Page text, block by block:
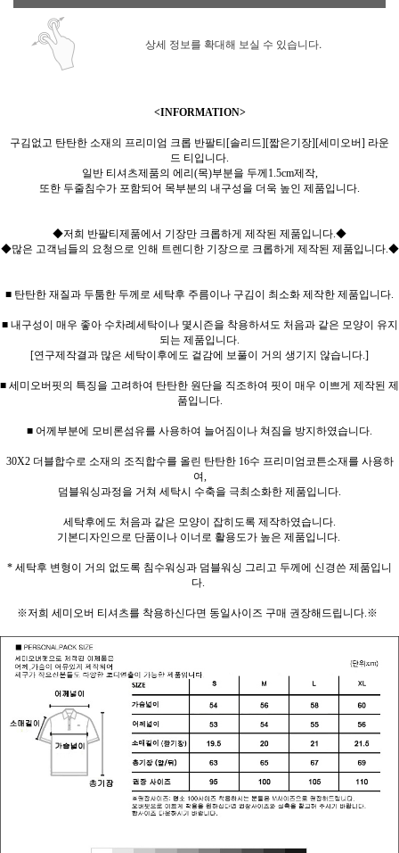
상세 정보를 확대해 보실 수 있습니다.
<INFORMATION>
구김없고 탄탄한 소재의 프리미엄 크롭 반팔티[솔리드][짧은기장][세미오버] 라운
드 티입니다.
일반 티셔츠제품의 에리(목)부분을 두께1.5cm제작,
또한 두줄침수가 포함되어 목부분의 내구성을 더욱 높인 제품입니다.
◆저희 반팔티제품에서 기장만 크롭하게 제작된 제품입니다.◆
◆많은 고객님들의 요청으로 인해 트렌디한 기장으로 크롭하게 제작된 제품입니다.◆
■ 탄탄한 재질과 두툼한 두께로 세탁후 주름이나 구김이 최소화 제작한 제품입니다.
■ 내구성이 매우 좋아 수차례세탁이나 몇시즌을 착용하셔도 처음과 같은 모양이 유지
되는 제품입니다.
[연구제작결과 많은 세탁이후에도 겉감에 보풀이 거의 생기지 않습니다.]
■ 세미오버핏의 특징을 고려하여 탄탄한 원단을 직조하여 핏이 매우 이쁘게 제작된 제
품입니다.
■ 어께부분에 모비론섬유를 사용하여 늘어짐이나 쳐짐을 방지하였습니다.
30X2 더블합수로 소재의 조직합수를 올린 탄탄한 16수 프리미엄코튼소재를 사용하
여,
덤블워싱과정을 거쳐 세탁시 수축을 극최소화한 제품입니다.
세탁후에도 처음과 같은 모양이 잡히도록 제작하였습니다.
기본디자인으로 단품이나 이너로 활용도가 높은 제품입니다.
* 세탁후 변형이 거의 없도록 침수워싱과 덤블워싱 그리고 두께에 신경쓴 제품입니
다.
※저희 세미오버 티셔츠를 착용하신다면 동일사이즈 구매 권장해드립니다.※